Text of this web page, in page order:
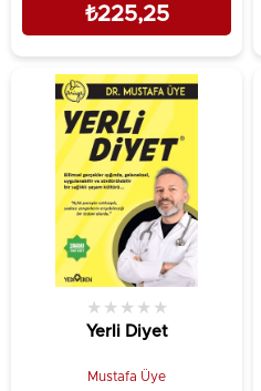
₺225,25
Yerli Diyet
★ ★ ★ ★ ★
Mustafa Üye